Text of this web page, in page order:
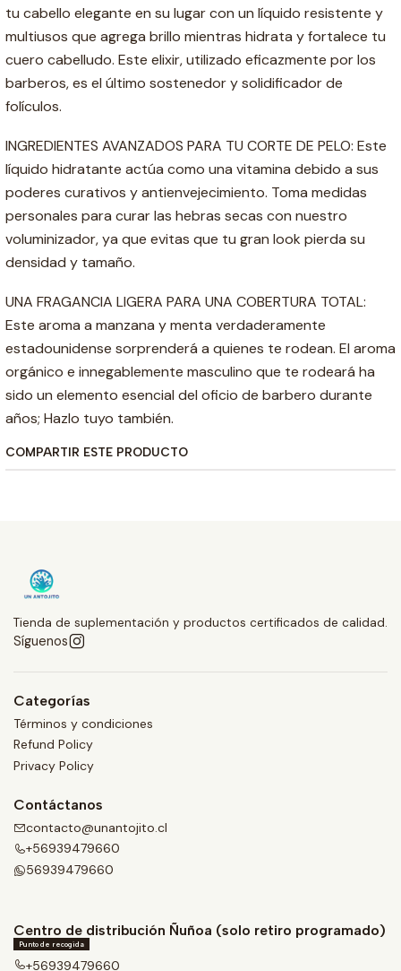
tu cabello elegante en su lugar con un líquido resistente y
multiusos que agrega brillo mientras hidrata y fortalece tu
cuero cabelludo. Este elixir, utilizado eficazmente por los
barberos, es el último sostenedor y solidificador de
folículos.
INGREDIENTES AVANZADOS PARA TU CORTE DE PELO: Este
líquido hidratante actúa como una vitamina debido a sus
poderes curativos y antienvejecimiento. Toma medidas
personales para curar las hebras secas con nuestro
voluminizador, ya que evitas que tu gran look pierda su
densidad y tamaño.
UNA FRAGANCIA LIGERA PARA UNA COBERTURA TOTAL:
Este aroma a manzana y menta verdaderamente
estadounidense sorprenderá a quienes te rodean. El aroma
orgánico e innegablemente masculino que te rodeará ha
sido un elemento esencial del oficio de barbero durante
años; Hazlo tuyo también.
COMPARTIR ESTE PRODUCTO
Tienda de suplementación y productos certificados de calidad.
Síguenos
Categorías
Términos y condiciones
Refund Policy
Privacy Policy
Contáctanos
contacto@unantojito.cl
+56939479660
56939479660
Centro de distribución Ñuñoa (solo retiro programado)
Punto de recogida
+56939479660